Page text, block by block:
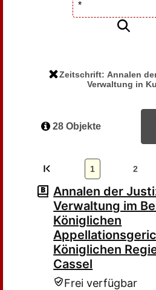
Zeitschrift: Annalen
Verwaltung in
28 Objekte
1 2
Annalen der
Verwaltung im
Königlichen
Königlichen
Cassel
Frei verfügbar